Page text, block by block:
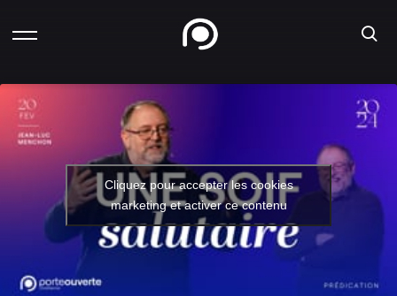
Cliquez pour accepter les cookies
marketing et activer ce contenu